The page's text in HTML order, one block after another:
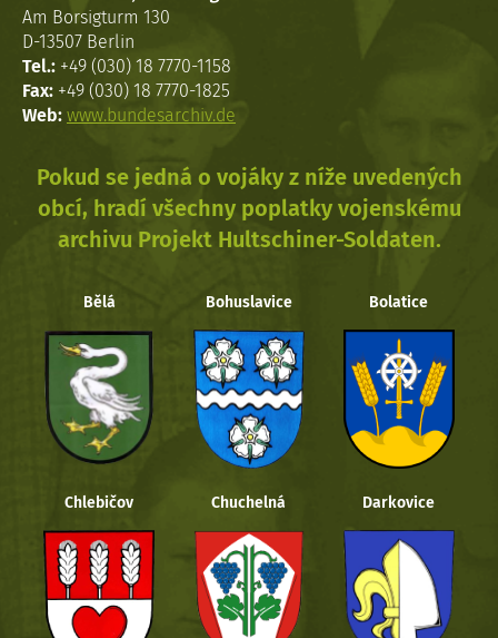
Am Borsigturm 130
D-13507 Berlin
Tel.: +49 (030) 18 7770-1158
Fax: +49 (030) 18 7770-1825
Web: www.bundesarchiv.de
Pokud se jedná o vojáky z níže uvedených
obcí, hradí všechny poplatky vojenskému
archivu Projekt Hultschiner-Soldaten.
Bělá Bohuslavice Bolatice
Chlebičov Chuchelná Darkovice